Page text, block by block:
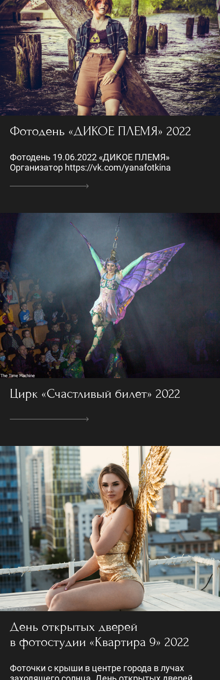
Фотодень «ДИКОЕ ПЛЕМЯ» 2022
Фотодень 19.06.2022 «ДИКОЕ ПЛЕМЯ»
Организатор https://vk.com/yanafotkina
Цирк «Счастливый билет» 2022
День открытых дверей
в фотостудии «Квартира 9» 2022
Фоточки с крыши в центре города в лучах